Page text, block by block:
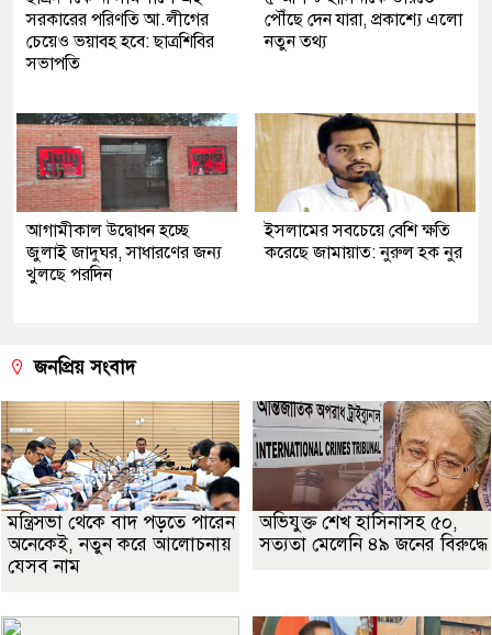
সরকারের পরিণতি আ.লীগের
চেয়েও ভয়াবহ হবে: ছাত্রশিবির
সভাপতি
পৌঁছে দেন যারা, প্রকাশ্যে এলো
নতুন তথ্য
আগামীকাল উদ্বোধন হচ্ছে
জুলাই জাদুঘর, সাধারণের জন্য
খুলছে পরদিন
ইসলামের সবচেয়ে বেশি ক্ষতি
করেছে জামায়াত: নুরুল হক নুর
জনপ্রিয় সংবাদ
মন্ত্রিসভা থেকে বাদ পড়তে পারেন
অনেকেই, নতুন করে আলোচনায়
যেসব নাম
অভিযুক্ত শেখ হাসিনাসহ ৫০,
সত্যতা মেলেনি ৪৯ জনের বিরুদ্ধে